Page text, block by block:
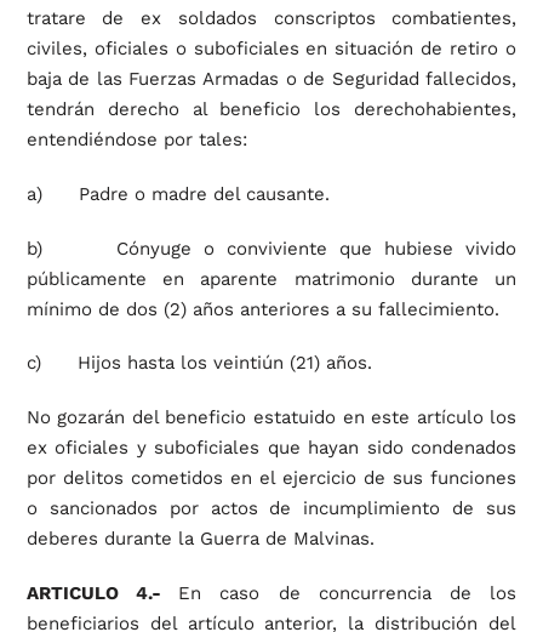
tratare de ex soldados conscriptos combatientes,
civiles, oficiales o suboficiales en situación de retiro o
baja de las Fuerzas Armadas o de Seguridad fallecidos,
tendrán derecho al beneficio los derechohabientes,
entendiéndose por tales:
a) Padre o madre del causante.
b) Cónyuge o conviviente que hubiese vivido
públicamente en aparente matrimonio durante un
mínimo de dos (2) años anteriores a su fallecimiento.
c) Hijos hasta los veintiún (21) años.
No gozarán del beneficio estatuido en este artículo los
ex oficiales y suboficiales que hayan sido condenados
por delitos cometidos en el ejercicio de sus funciones
o sancionados por actos de incumplimiento de sus
deberes durante la Guerra de Malvinas.
ARTICULO 4.- En caso de concurrencia de los
beneficiarios del artículo anterior, la distribución del